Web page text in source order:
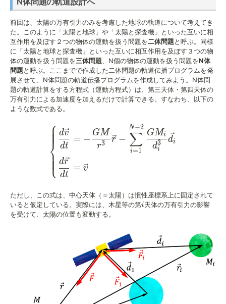
前回は、太陽の万有引力のみを考慮した地球の軌道について考えてき
た。このように「太陽と地球」や「太陽と探査機」といった互いに相
互作用を及ぼす２つの物体の運動を扱う問題を二体問題と呼ぶ。同様
に「太陽と地球と探査機」といった互いに相互作用を及ぼす３つの物
体の運動を扱う問題を三体問題 、N個の物体の運動を扱う問題をN体
問題と呼ぶ。ここまでで作成した二体問題の軌道伝播プログラムを発
展させて、N体問題の軌道伝播プログラムを作成してみよう。N体問
題の軌道計算をする方程式（運動方程式）は、第三天体・第四天体の
万有引力による加速度を加えるだけで計算できる。すなわち、以下の
ような数式である。
\left\{
⎩
⎨
⎧ dt
dv
dt
dr
= −
r3
GM
r −
i=1
∑
N−2
di
3
GMi di
= v
ただし、この式は、中心天体（＝太陽）は慣性座標系上に固定されて
いると仮定している。実際には、木星等の第ii天体の万有引力の影響
を受けて、太陽の位置も変動する。